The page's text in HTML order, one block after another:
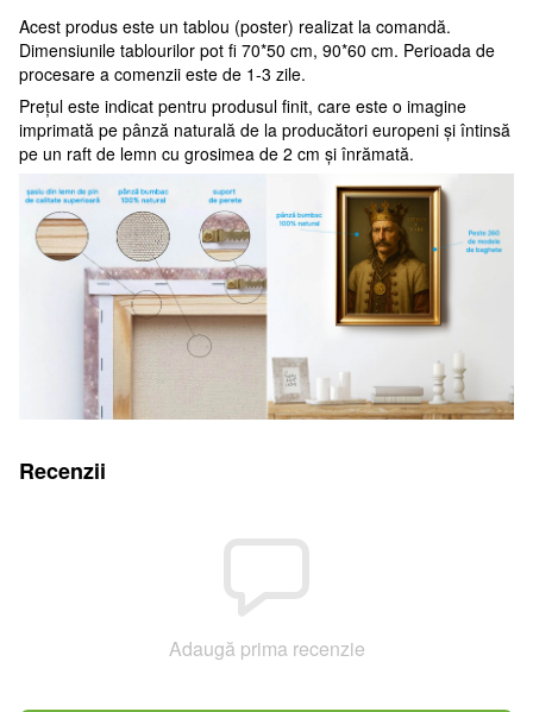
Acest produs este un tablou (poster) realizat la comandă.
Dimensiunile tablourilor pot fi 70*50 cm, 90*60 cm. Perioada de
procesare a comenzii este de 1-3 zile.
Prețul este indicat pentru produsul finit, care este o imagine
imprimată pe pânză naturală de la producători europeni și întinsă
pe un raft de lemn cu grosimea de 2 cm și înrămată.
Recenzii
Adaugă prima recenzie